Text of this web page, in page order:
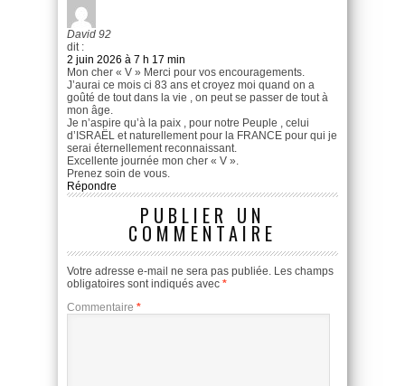
David 92
dit :
2 juin 2026 à 7 h 17 min
Mon cher « V » Merci pour vos encouragements.
J’aurai ce mois ci 83 ans et croyez moi quand on a
goûté de tout dans la vie , on peut se passer de tout à
mon âge.
Je n’aspire qu’à la paix , pour notre Peuple , celui
d’ISRAËL et naturellement pour la FRANCE pour qui je
serai éternellement reconnaissant.
Excellente journée mon cher « V ».
Prenez soin de vous.
Répondre
PUBLIER UN
COMMENTAIRE
Votre adresse e-mail ne sera pas publiée. Les champs
obligatoires sont indiqués avec *
Commentaire *